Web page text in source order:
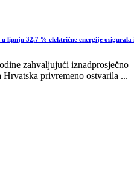
lipnju 32,7 % električne energije osigurala
zahvaljujući iznadprosječno
privremeno ostvarila ...